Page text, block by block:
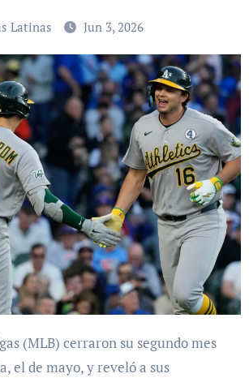
Latinas Jun 3, 2026
el de mayo, y reveló a sus